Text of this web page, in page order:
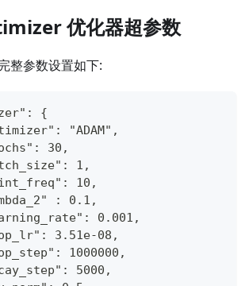
优化器超参数
整参数设置如下:
{
"ADAM",
30,
1,
10,
: 0.1,
0.001,
3.51e-08,
1000000,
5000,